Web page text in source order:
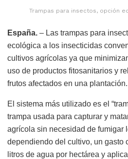
Trampas para insectos, opción
España. – Las trampas para
ecológica a los insecticidas
cultivos agrícolas ya que
uso de productos fitosanitarios y
frutos afectados en una plantación.
El sistema más utilizado es el
trampa usada para capturar y
agrícola sin necesidad de fumigar
dependiendo del cultivo, un gasto
litros de agua por hectárea y